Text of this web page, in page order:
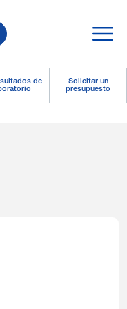
de
Solicitar un
presupuesto